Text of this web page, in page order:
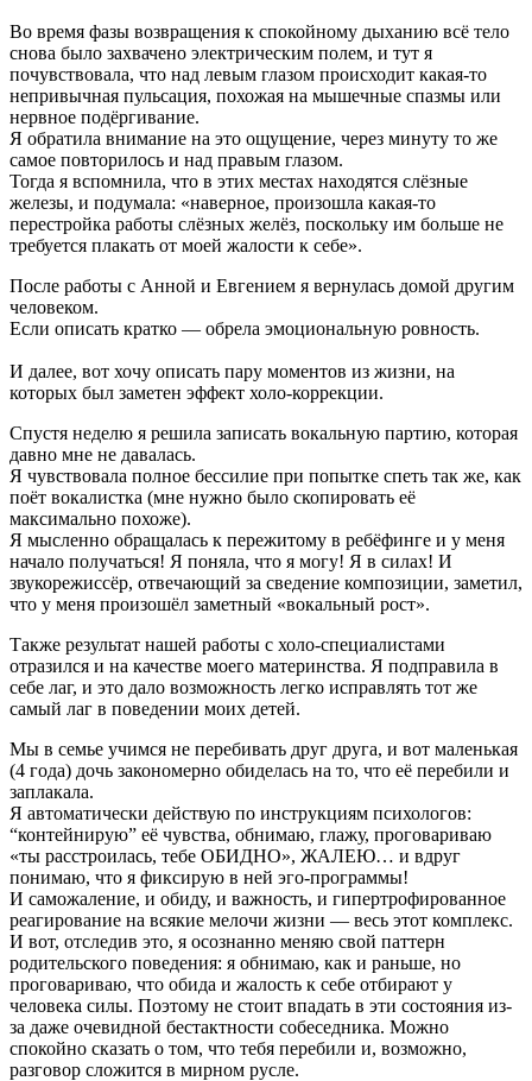
Во время фазы возвращения к спокойному дыханию всё тело
снова было захвачено электрическим полем, и тут я
почувствовала, что над левым глазом происходит какая-то
непривычная пульсация, похожая на мышечные спазмы или
нервное подёргивание.
Я обратила внимание на это ощущение, через минуту то же
самое повторилось и над правым глазом.
Тогда я вспомнила, что в этих местах находятся слёзные
железы, и подумала: «наверное, произошла какая-то
перестройка работы слёзных желёз, поскольку им больше не
требуется плакать от моей жалости к себе».
После работы с Анной и Евгением я вернулась домой другим
человеком.
Если описать кратко — обрела эмоциональную ровность.
И далее, вот хочу описать пару моментов из жизни, на
которых был заметен эффект холо-коррекции.
Спустя неделю я решила записать вокальную партию, которая
давно мне не давалась.
Я чувствовала полное бессилие при попытке спеть так же, как
поёт вокалистка (мне нужно было скопировать её
максимально похоже).
Я мысленно обращалась к пережитому в ребёфинге и у меня
начало получаться! Я поняла, что я могу! Я в силах! И
звукорежиссёр, отвечающий за сведение композиции, заметил,
что у меня произошёл заметный «вокальный рост».
Также результат нашей работы с холо-специалистами
отразился и на качестве моего материнства. Я подправила в
себе лаг, и это дало возможность легко исправлять тот же
самый лаг в поведении моих детей.
Мы в семье учимся не перебивать друг друга, и вот маленькая
(4 года) дочь закономерно обиделась на то, что её перебили и
заплакала.
Я автоматически действую по инструкциям психологов:
“контейнирую” её чувства, обнимаю, глажу, проговариваю
«ты расстроилась, тебе ОБИДНО», ЖАЛЕЮ… и вдруг
понимаю, что я фиксирую в ней эго-программы!
И саможаление, и обиду, и важность, и гипертрофированное
реагирование на всякие мелочи жизни — весь этот комплекс.
И вот, отследив это, я осознанно меняю свой паттерн
родительского поведения: я обнимаю, как и раньше, но
проговариваю, что обида и жалость к себе отбирают у
человека силы. Поэтому не стоит впадать в эти состояния из-
за даже очевидной бестактности собеседника. Можно
спокойно сказать о том, что тебя перебили и, возможно,
разговор сложится в мирном русле.